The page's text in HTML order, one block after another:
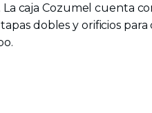
La caja Cozumel cuenta
dobles y orificios para